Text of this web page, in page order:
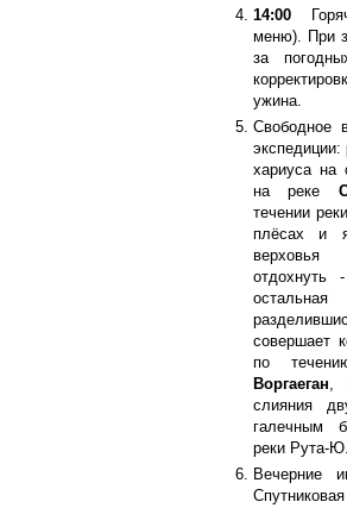
14:00
меню). При
за
ужина.
Свободное
экспедиции:
хариуса на
на реке
течении
плёсах и
отдохнуть
совершает
по
Воргаеган,
слияния
галечным
реки Рута-Ю.
Вечерние